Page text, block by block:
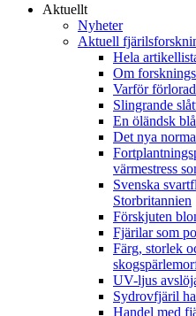
Aktuellt
Nyheter
Aktuell
Hela
Om
Varför
Slingrande
En öländsk
Det nya
värmestress
Svenska
Storbritannien
Förskjuten
Fjärilar som
Färg, storlek
UV-ljus
Sydrovfjäril
Handel med